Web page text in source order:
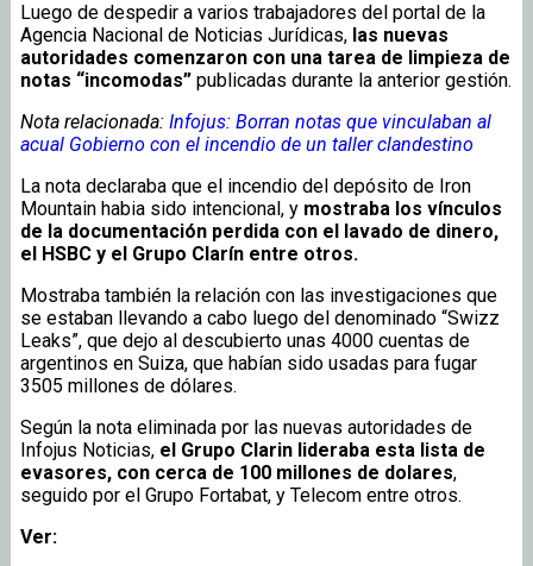
Luego de despedir a varios trabajadores del portal de la
Agencia Nacional de Noticias Jurídicas, las nuevas
autoridades comenzaron con una tarea de limpieza de
notas “incomodas” publicadas durante la anterior gestión.
Nota relacionada: Infojus: Borran notas que vinculaban al
acual Gobierno con el incendio de un taller clandestino
La nota declaraba que el incendio del depósito de Iron
Mountain habia sido intencional, y mostraba los vínculos
de la documentación perdida con el lavado de dinero,
el HSBC y el Grupo Clarín entre otros.
Mostraba también la relación con las investigaciones que
se estaban llevando a cabo luego del denominado “Swizz
Leaks”, que dejo al descubierto unas 4000 cuentas de
argentinos en Suiza, que habían sido usadas para fugar
3505 millones de dólares.
Según la nota eliminada por las nuevas autoridades de
Infojus Noticias, el Grupo Clarin lideraba esta lista de
evasores, con cerca de 100 millones de dolares,
seguido por el Grupo Fortabat, y Telecom entre otros.
Ver: